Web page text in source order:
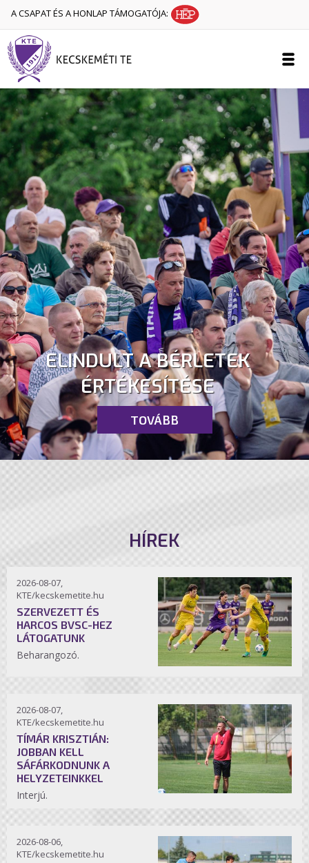
A CSAPAT ÉS A HONLAP TÁMOGATÓJA:
ELINDULT A BÉRLETEK
ÉRTÉKESÍTÉSE
TOVÁBB
HÍREK
2026-08-07,
KTE/kecskemetite.hu
SZERVEZETT ÉS
HARCOS BVSC-HEZ
LÁTOGATUNK
Beharangozó.
2026-08-07,
KTE/kecskemetite.hu
TÍMÁR KRISZTIÁN:
JOBBAN KELL
SÁFÁRKODNUNK A
HELYZETEINKKEL
Interjú.
2026-08-06,
KTE/kecskemetite.hu